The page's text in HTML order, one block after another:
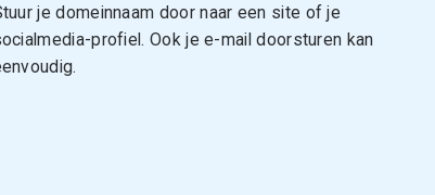
je domeinnaam door naar een site of je
profiel. Ook je e-mail doorsturen kan